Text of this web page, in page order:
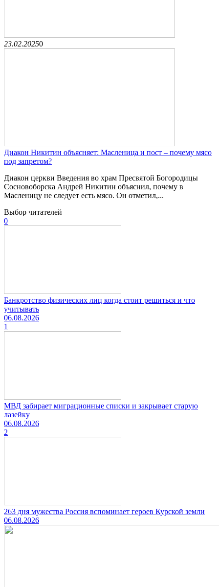
23.02.20250
Диакон Никитин объясняет: Масленица и пост – почему мясо
под запретом?
Диакон церкви Введения во храм Пресвятой Богородицы
Сосновоборска Андрей Никитин объяснил, почему в
Масленицу не следует есть мясо. Он отметил,...
Выбор читателей
0
Банкротство физических лиц когда стоит решиться и что
учитывать
06.08.2026
1
МВД забирает миграционные списки и закрывает старую
лазейку
06.08.2026
2
263 дня мужества Россия вспоминает героев Курской земли
06.08.2026